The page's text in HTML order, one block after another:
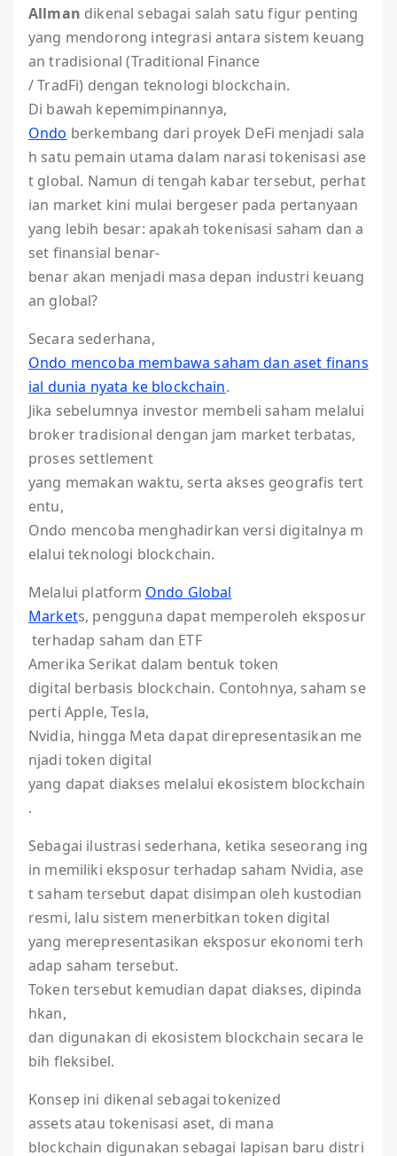
Allman dikenal sebagai salah satu figur penting
yang mendorong integrasi antara sistem keuang
an tradisional (Traditional Finance
/ TradFi) dengan teknologi blockchain.
Di bawah kepemimpinannya,
Ondo berkembang dari proyek DeFi menjadi sala
h satu pemain utama dalam narasi tokenisasi ase
t global. Namun di tengah kabar tersebut, perhat
ian market kini mulai bergeser pada pertanyaan
yang lebih besar: apakah tokenisasi saham dan a
set finansial benar-
benar akan menjadi masa depan industri keuang
an global?
Secara sederhana,
Ondo mencoba membawa saham dan aset finans
ial dunia nyata ke blockchain.
Jika sebelumnya investor membeli saham melalui
broker tradisional dengan jam market terbatas,
proses settlement
yang memakan waktu, serta akses geografis tert
entu,
Ondo mencoba menghadirkan versi digitalnya m
elalui teknologi blockchain.
Melalui platform Ondo Global
Markets, pengguna dapat memperoleh eksposur
terhadap saham dan ETF
Amerika Serikat dalam bentuk token
digital berbasis blockchain. Contohnya, saham se
perti Apple, Tesla,
Nvidia, hingga Meta dapat direpresentasikan me
njadi token digital
yang dapat diakses melalui ekosistem blockchain
.
Sebagai ilustrasi sederhana, ketika seseorang ing
in memiliki eksposur terhadap saham Nvidia, ase
t saham tersebut dapat disimpan oleh kustodian
resmi, lalu sistem menerbitkan token digital
yang merepresentasikan eksposur ekonomi terh
adap saham tersebut.
Token tersebut kemudian dapat diakses, dipinda
hkan,
dan digunakan di ekosistem blockchain secara le
bih fleksibel.
Konsep ini dikenal sebagai tokenized
assets atau tokenisasi aset, di mana
blockchain digunakan sebagai lapisan baru distri